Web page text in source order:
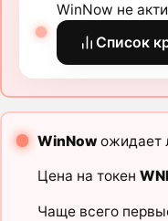
WinNow не
Список
WinNowожидает
Цена на токен
Чаще всего